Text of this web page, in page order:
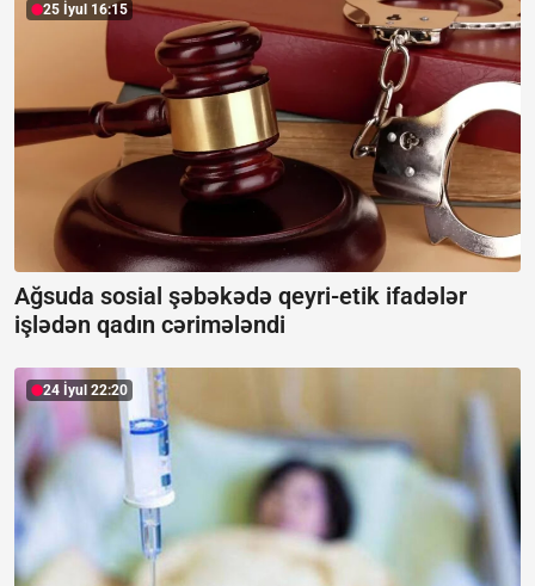
25 İyul 16:15
Ağsuda sosial şəbəkədə qeyri-etik ifadələr
işlədən qadın cərimələndi
24 İyul 22:20